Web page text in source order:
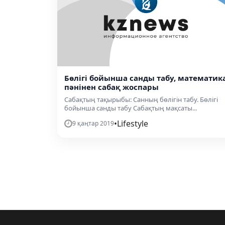
Бөлігі бойынша санды табу,
пәнінен сабақ жоспары
Сабақтың тақырыбы: Санның бөлігін табу. Бөлігі
бойынша санды табу Сабақтың мақсаты...
9 қаңтар 2019•Lifestyle